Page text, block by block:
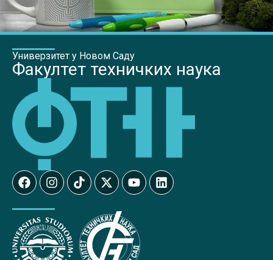
Универзитет у Новом Саду
Факултет техничких наука